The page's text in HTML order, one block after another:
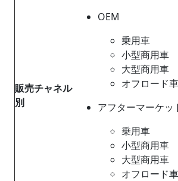
販売チャネル
別
OEM
乗用車
小型商用車
大型商用車
オフロード車
アフターマーケッ
乗用車
小型商用車
大型商用車
オフロード車